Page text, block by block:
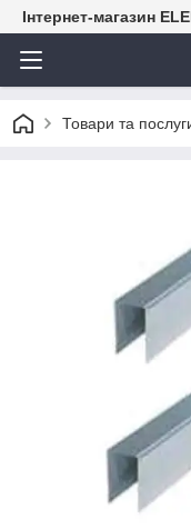
Інтернет-магазин
Товари та